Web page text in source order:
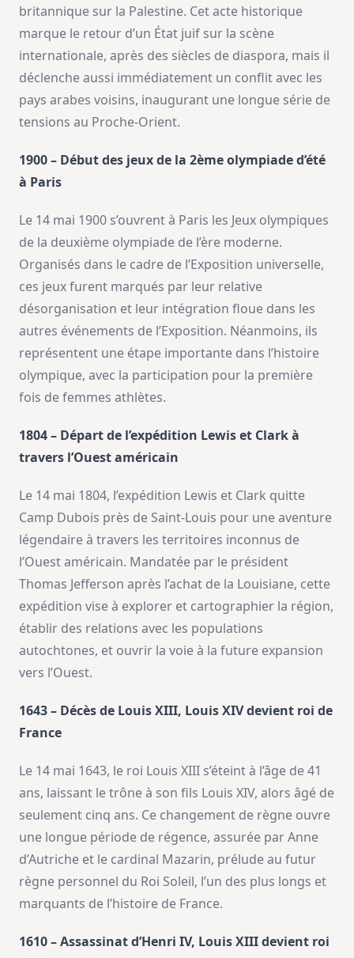
britannique sur la Palestine. Cet acte historique
marque le retour d’un État juif sur la scène
internationale, après des siècles de diaspora, mais il
déclenche aussi immédiatement un conflit avec les
pays arabes voisins, inaugurant une longue série de
tensions au Proche-Orient.
1900 – Début des jeux de la 2ème olympiade d’été
à Paris
Le 14 mai 1900 s’ouvrent à Paris les Jeux olympiques
de la deuxième olympiade de l’ère moderne.
Organisés dans le cadre de l’Exposition universelle,
ces jeux furent marqués par leur relative
désorganisation et leur intégration floue dans les
autres événements de l’Exposition. Néanmoins, ils
représentent une étape importante dans l’histoire
olympique, avec la participation pour la première
fois de femmes athlètes.
1804 – Départ de l’expédition Lewis et Clark à
travers l’Ouest américain
Le 14 mai 1804, l’expédition Lewis et Clark quitte
Camp Dubois près de Saint-Louis pour une aventure
légendaire à travers les territoires inconnus de
l’Ouest américain. Mandatée par le président
Thomas Jefferson après l’achat de la Louisiane, cette
expédition vise à explorer et cartographier la région,
établir des relations avec les populations
autochtones, et ouvrir la voie à la future expansion
vers l’Ouest.
1643 – Décès de Louis XIII, Louis XIV devient roi de
France
Le 14 mai 1643, le roi Louis XIII s’éteint à l’âge de 41
ans, laissant le trône à son fils Louis XIV, alors âgé de
seulement cinq ans. Ce changement de règne ouvre
une longue période de régence, assurée par Anne
d’Autriche et le cardinal Mazarin, prélude au futur
règne personnel du Roi Soleil, l’un des plus longs et
marquants de l’histoire de France.
1610 – Assassinat d’Henri IV, Louis XIII devient roi